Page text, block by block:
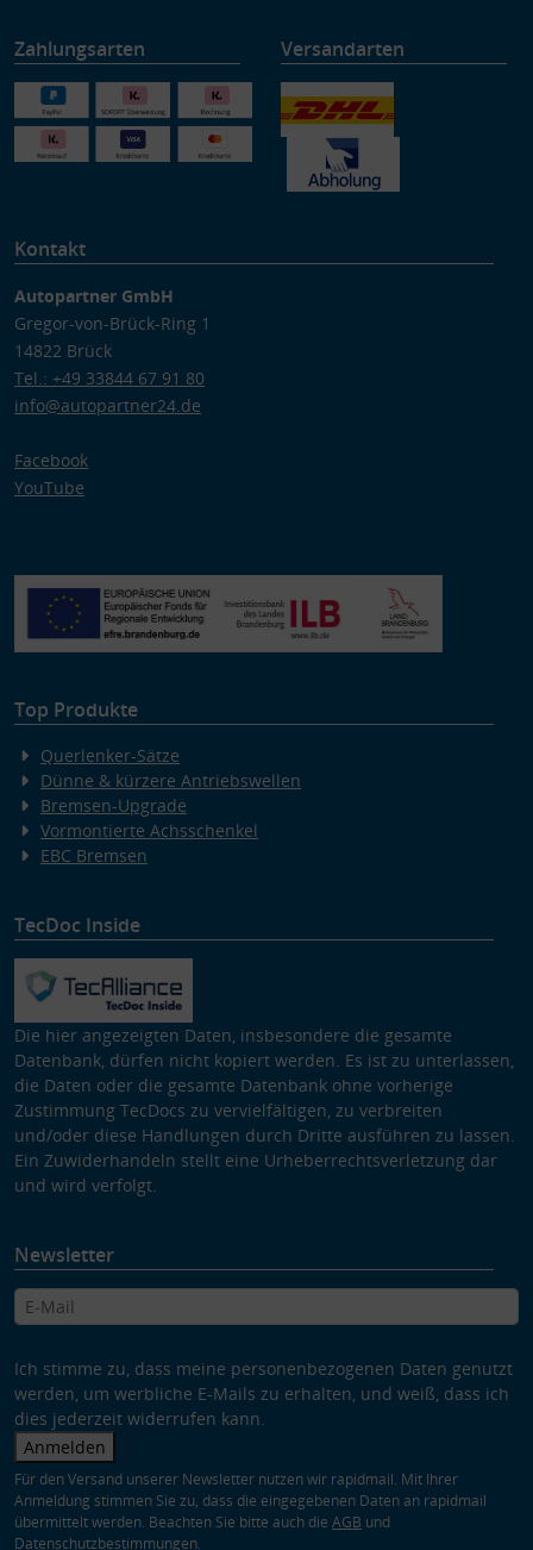
Zahlungsarten Versandarten
Kontakt
Autopartner GmbH
Gregor-von-Brück-Ring 1
14822 Brück
Tel.: +49 33844 67 91 80
info@autopartner24.de
Facebook
YouTube
Top Produkte
Querlenker-Sätze
Dünne & kürzere Antriebswellen
Bremsen-Upgrade
Vormontierte Achsschenkel
EBC Bremsen
TecDoc Inside
Die hier angezeigten Daten, insbesondere die gesamte
Datenbank, dürfen nicht kopiert werden. Es ist zu unterlassen,
die Daten oder die gesamte Datenbank ohne vorherige
Zustimmung TecDocs zu vervielfältigen, zu verbreiten
und/oder diese Handlungen durch Dritte ausführen zu lassen.
Ein Zuwiderhandeln stellt eine Urheberrechtsverletzung dar
und wird verfolgt.
Newsletter
Ich stimme zu, dass meine personenbezogenen Daten genutzt
werden, um werbliche E-Mails zu erhalten, und weiß, dass ich
dies jederzeit widerrufen kann.
Anmelden
Für den Versand unserer Newsletter nutzen wir rapidmail. Mit Ihrer
Anmeldung stimmen Sie zu, dass die eingegebenen Daten an rapidmail
übermittelt werden. Beachten Sie bitte auch die AGB und
Datenschutzbestimmungen.